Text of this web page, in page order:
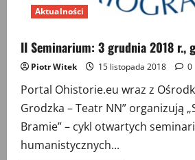
Aktualności
II Seminarium: 3 grudnia 2018 r.,
Piotr Witek 15 listopada 2018 0
Portal Ohistorie.eu wraz z
Grodzka – Teatr NN” organizują
Bramie” – cykl otwartych
humanistycznych...